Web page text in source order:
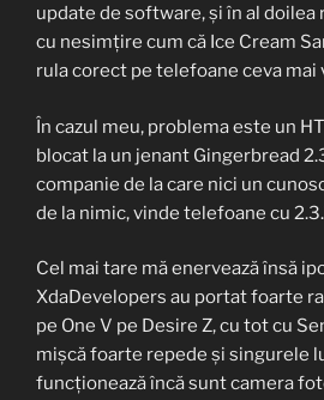
update de software, și în al
cu nesimțire cum că Ice Cream
rula corect pe telefoane ceva mai
În cazul meu, problema este un
blocat la un jenant Gingerbread
companie de la care nici un
de la nimic, vinde telefoane cu
Cel mai tare mă enervează însă
XdaDevelopers au portat foarte
pe One V pe Desire Z, cu tot cu
mișcă foarte repede și singurele
funcționează încă sunt camera